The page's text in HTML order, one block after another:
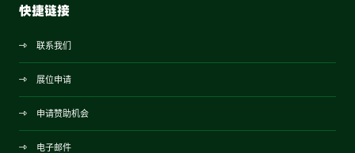
快捷链接
联系我们
展位申请
申请赞助机会
电子邮件